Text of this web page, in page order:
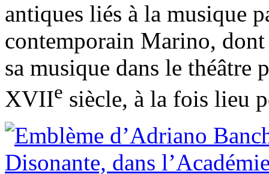
antiques liés à la musique
contemporain Marino,
sa musique dans le théâtre
XVIIe siècle, à la fois lieu